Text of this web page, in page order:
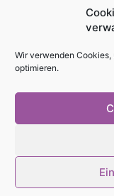
Wir verwenden Cookies,
optimieren.
©